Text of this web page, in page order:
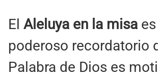
El Aleluya en la misa
poderoso recordatorio
Palabra de Dios es